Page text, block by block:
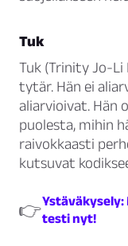
Tuk
Tuk (Trinity Jo-Li
tytär. Hän ei
aliarvioivat. Hän
puolesta, mihin
raivokkaasti
kutsuvat
👉Ystäväkysely:
testi nyt!